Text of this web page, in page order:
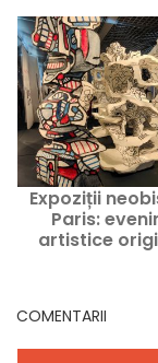
Expoziții
Paris:
artistice
COMENTARII